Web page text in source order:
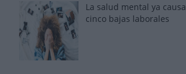
La salud mental ya
cinco bajas laborales